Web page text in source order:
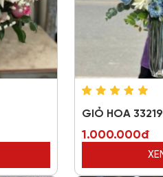
GIỎ HOA 33219
1.000.000đ